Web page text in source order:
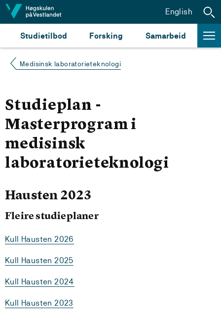
Hopp til innhald
Studietilbod Forsking Samarbeid
English
Medisinsk laboratorieteknologi
Studieplan -
Masterprogram i
medisinsk
laboratorieteknologi
Hausten 2023
Fleire studieplaner
Kull Hausten 2026
Kull Hausten 2025
Kull Hausten 2024
Kull Hausten 2023